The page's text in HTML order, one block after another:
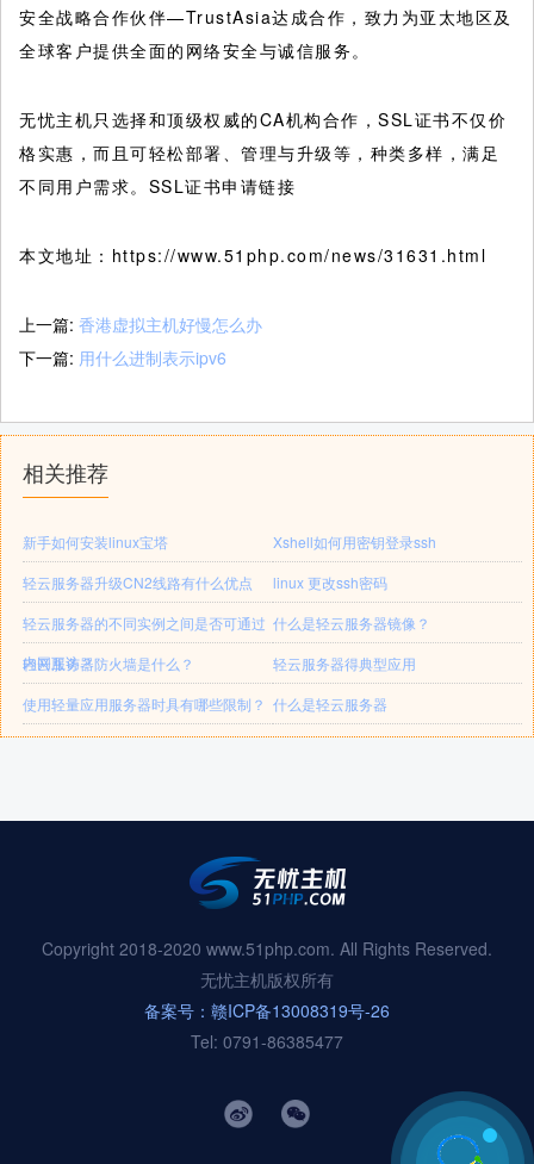
安全战略合作伙伴—TrustAsia达成合作，致力为亚太地区及
全球客户提供全面的网络安全与诚信服务。
无忧主机只选择和顶级权威的CA机构合作，SSL证书不仅价
格实惠，而且可轻松部署、管理与升级等，种类多样，满足
不同用户需求。SSL证书申请链接
本文地址：https://www.51php.com/news/31631.html
上一篇: 香港虚拟主机好慢怎么办
下一篇: 用什么进制表示ipv6
相关推荐
新手如何安装linux宝塔
Xshell如何用密钥登录ssh
轻云服务器升级CN2线路有什么优点
linux 更改ssh密码
轻云服务器的不同实例之间是否可通过
内网互访？
什么是轻云服务器镜像？
轻云服务器防火墙是什么？
轻云服务器得典型应用
使用轻量应用服务器时具有哪些限制？ 什么是轻云服务器
Copyright 2018-2020 www.51php.com. All Rights Reserved.
无忧主机版权所有
备案号：赣ICP备13008319号-26
Tel: 0791-86385477